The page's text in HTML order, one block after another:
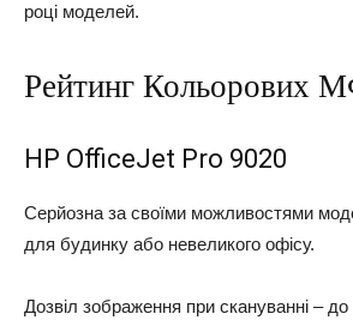
році моделей.
Рейтинг Кольорових
HP OfficeJet Pro 9020
Серйозна за своїми можливостями
для будинку або невеликого офісу.
Дозвіл зображення при скануванні –